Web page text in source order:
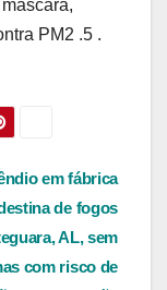
PM2 .5 .
em fábrica
de fogos
AL, sem
com risco de